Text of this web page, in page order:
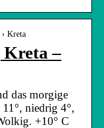
Kreta
–
das morgige
niedrig 4°,
+10° C